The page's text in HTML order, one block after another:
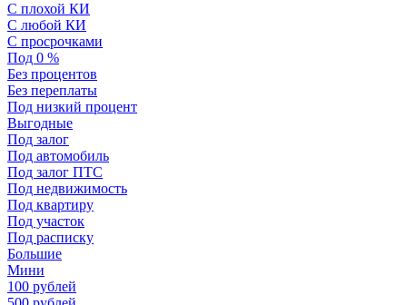
С плохой КИ
С любой КИ
С просрочками
Под 0 %
Без процентов
Без переплаты
Под низкий процент
Выгодные
Под залог
Под автомобиль
Под залог ПТС
Под недвижимость
Под квартиру
Под участок
Под расписку
Большие
Мини
100 рублей